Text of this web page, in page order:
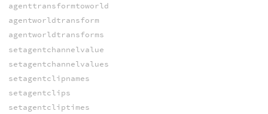
agenttransformtoworld
agentworldtransform
agentworldtransforms
setagentchannelvalue
setagentchannelvalues
setagentclipnames
setagentclips
setagentcliptimes